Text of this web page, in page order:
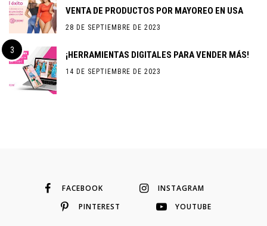
VENTA DE PRODUCTOS POR MAYOREO EN USA
28 DE SEPTIEMBRE DE 2023
¡HERRAMIENTAS DIGITALES PARA VENDER MÁS!
14 DE SEPTIEMBRE DE 2023
FACEBOOK
INSTAGRAM
PINTEREST
YOUTUBE